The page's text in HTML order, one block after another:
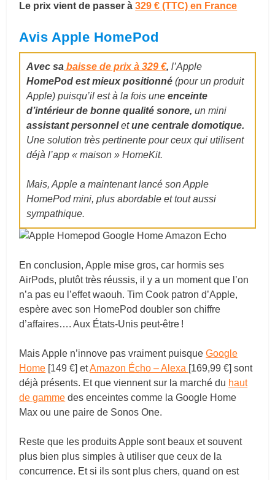
Le prix vient de passer à329 € (TTC) en France
Avis Apple HomePod
Avec sa baisse de prix à 329 €, l’Apple
HomePod est mieux positionné (pour un produit
Apple) puisqu’il est à la fois une enceinte
d’intérieur de bonne qualité sonore,un mini
assistant personneletune centrale domotique.
Une solution très pertinente pour ceux qui utilisent
déjà l’app « maison » HomeKit.
Mais, Apple a maintenant lancé son Apple
HomePod mini, plus abordable et tout aussi
sympathique.
En conclusion, Apple mise gros, car hormis ses
AirPods, plutôt très réussis, il y a un moment que l’on
n’a pas eu l’effet waouh. Tim Cook patron d’Apple,
espère avec son HomePod doubler son chiffre
d’affaires…. Aux États-Unis peut-être !
Mais Apple n’innove pas vraiment puisqueGoogle
Home [149 €] etAmazon Écho – Alexa [169,99 €] sont
déjà présents. Et que viennent sur la marché du haut
de gamme des enceintes comme la Google Home
Max ou une paire de Sonos One.
Reste que les produits Apple sont beaux et souvent
plus bien plus simples à utiliser que ceux de la
concurrence. Et si ils sont plus chers, quand on est